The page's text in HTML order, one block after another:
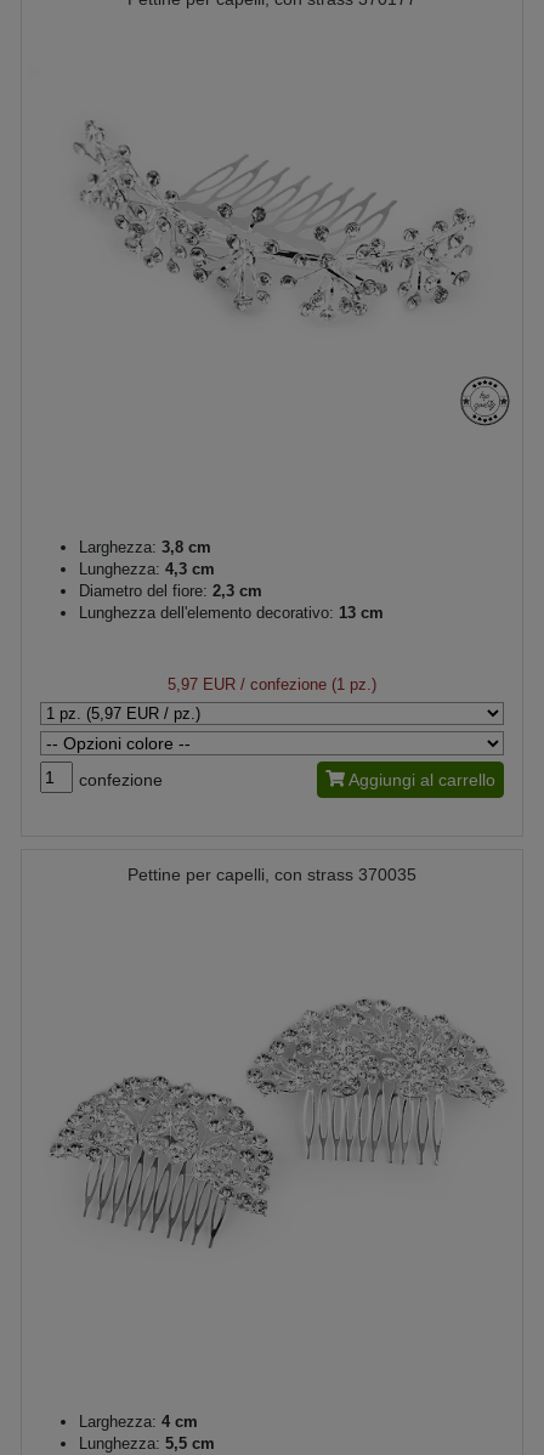
Larghezza: 3,8 cm
Lunghezza: 4,3 cm
Diametro del fiore: 2,3 cm
Lunghezza dell'elemento decorativo: 13 cm
5,97 EUR / confezione (1 pz.)
confezione Aggiungi al carrello
Pettine per capelli, con strass 370035
Larghezza: 4 cm
Lunghezza: 5,5 cm